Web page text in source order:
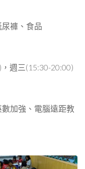
褲、食品
週三(15:30-20:00)
加強、電腦遠距教